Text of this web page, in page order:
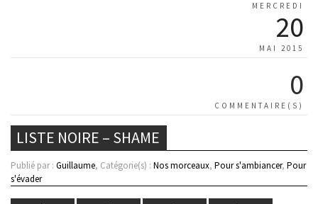
MERCREDI
20
MAI 2015
0
COMMENTAIRE(S)
LISTE NOIRE – SHAME
Publié par : Guillaume, Catégorie(s) : Nos morceaux, Pour s'ambiancer, Pour
s'évader